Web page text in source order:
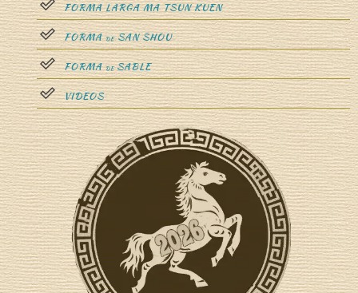
FORMA LARGA MA TSUN KUEN
FORMADESAN SHOU
FORMADESABLE
VIDEOS